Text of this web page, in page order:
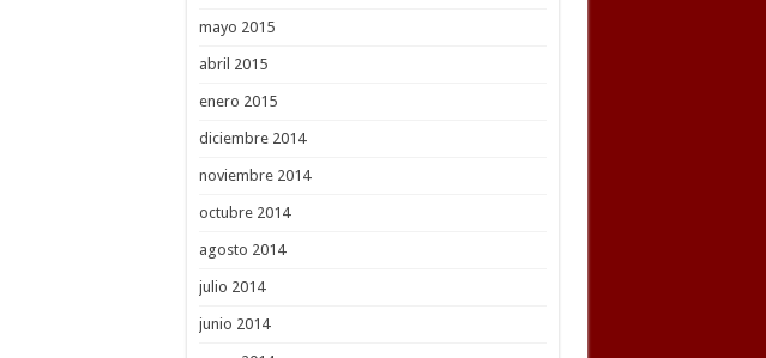
mayo 2015
abril 2015
enero 2015
diciembre 2014
noviembre 2014
octubre 2014
agosto 2014
julio 2014
junio 2014